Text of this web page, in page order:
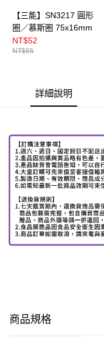
【三能】SN3217 圓形
圈／慕斯圈 75x16mm
NT$52
NT$65
詳細說明
商品規格